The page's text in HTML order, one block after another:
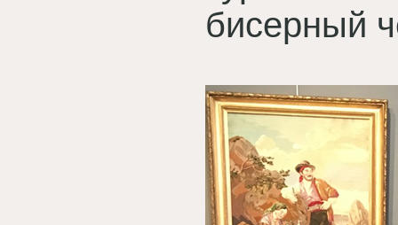
бисерный